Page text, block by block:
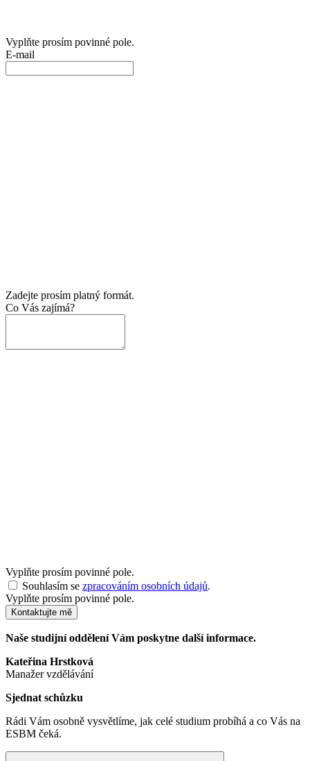
Vyplňte prosím povinné pole.
E-mail
Zadejte prosím platný formát.
Co Vás zajímá?
Vyplňte prosím povinné pole.
Souhlasím se zpracováním osobních údajů.
Vyplňte prosím povinné pole.
Kontaktujte mě
Naše studijní oddělení Vám poskytne další informace.
Kateřina Hrstková
Manažer vzdělávání
Sjednat schůzku
Rádi Vám osobně vysvětlíme, jak celé studium probíhá a co Vás na
ESBM čeká.